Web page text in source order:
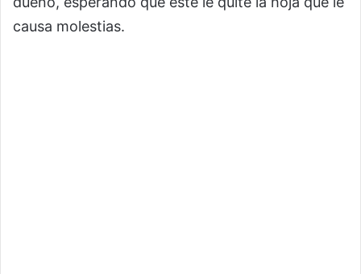
causa molestias.